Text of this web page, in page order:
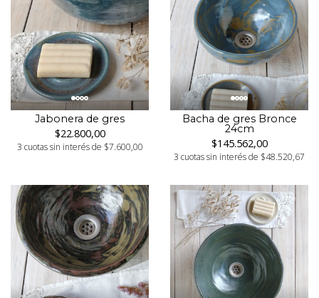
Jabonera de gres
$22.800,00
3 cuotas sin interés de $7.600,00
Bacha de gres Bronce
24cm
$145.562,00
3 cuotas sin interés de $48.520,67